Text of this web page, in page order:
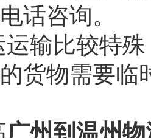
话咨询。
输比较特殊
货物需要临
广州到温州物